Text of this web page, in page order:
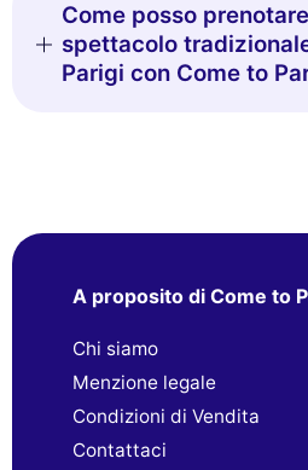
Come posso
spettacolo
Parigi con Come to
A proposito di Come to
Chi siamo
Menzione legale
Condizioni di Vendita
Contattaci